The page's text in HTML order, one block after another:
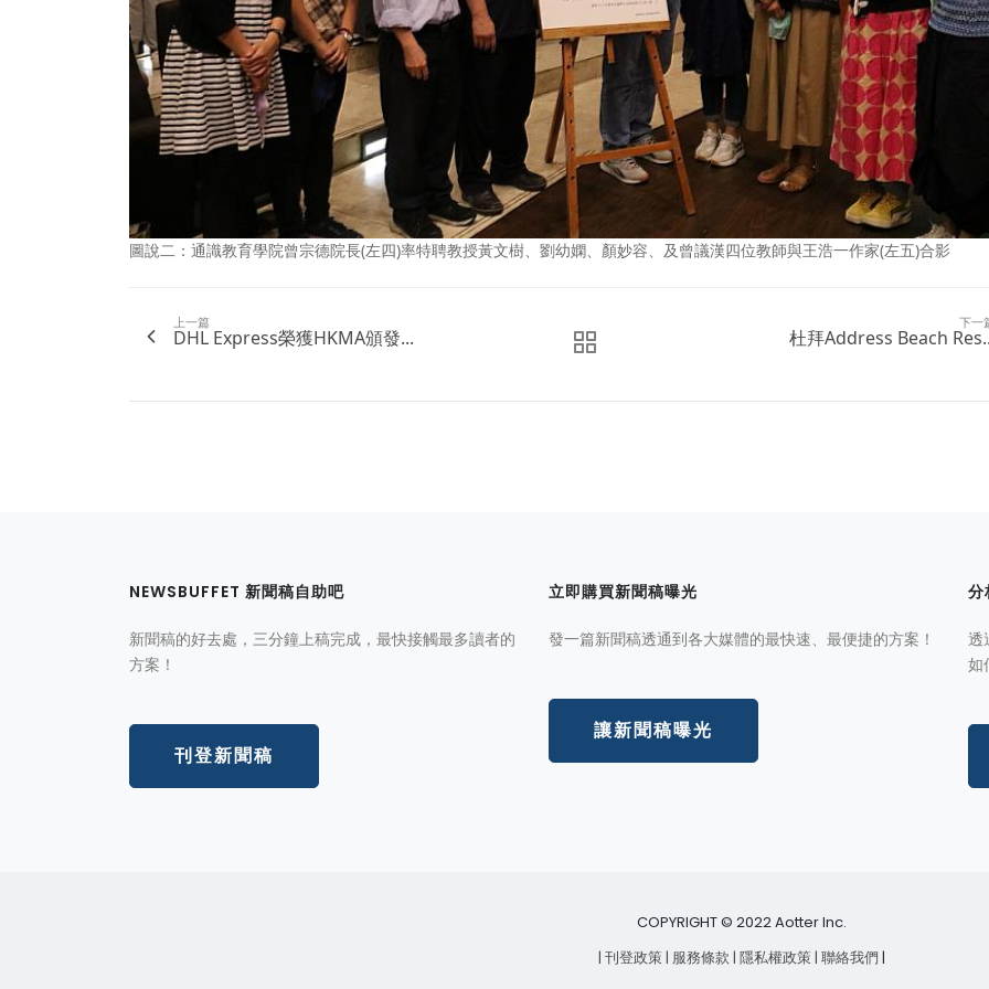
圖說二：通識教育學院曾宗德院長(左四)率特聘教授黃文樹、劉幼嫻、顏妙容、及曾議漢四位教師與王浩一作家(左五)合影
上一篇
DHL Express榮獲HKMA頒發...
下一
杜拜Address Beach
NEWSBUFFET 新聞稿自助吧
新聞稿的好去處，三分鐘上稿完成，最快接觸最多讀者的
方案！
刊登新聞稿
立即購買新聞稿曝光
發一篇新聞稿透通到各大媒體的最快速、最便捷的方案！
讓新聞稿曝光
分
透
如
COPYRIGHT © 2022 Aotter Inc.
| 刊登政策| 服務條款| 隱私權政策| 聯絡我們 |